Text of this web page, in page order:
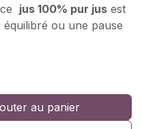
jus 100% pur jus est
ou une pause
au panier